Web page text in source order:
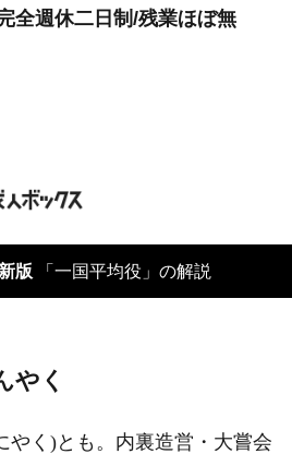
全週休二日制/残業ほぼ無
版 「一国平均役」の解説
やく
やく)とも。内裏造営・大嘗会